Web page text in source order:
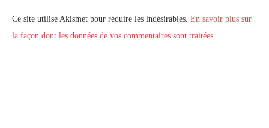
Ce site utilise Akismet pour réduire les indésirables. En savoir plus sur
la façon dont les données de vos commentaires sont traitées.